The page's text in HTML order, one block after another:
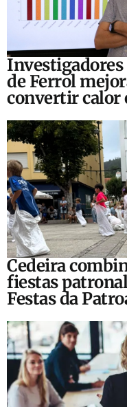
de Ferrol
convertir calor
Cedeira
fiestas
Festas da